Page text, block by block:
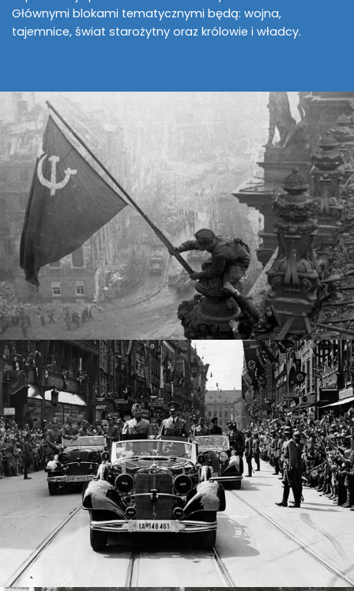
Głównymi blokami tematycznymi będą: wojna,
tajemnice, świat starożytny oraz królowie i władcy.